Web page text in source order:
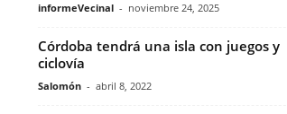
informeVecinal - noviembre 24, 2025
Córdoba tendrá una isla con juegos y
ciclovía
Salomón - abril 8, 2022